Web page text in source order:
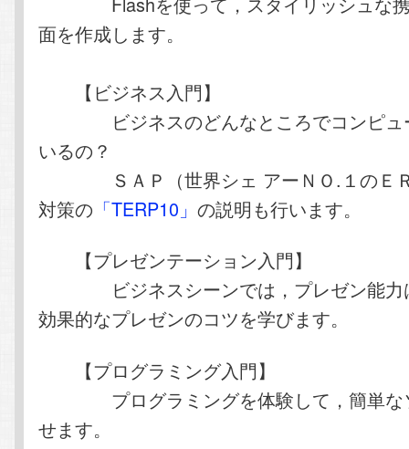
面を作成します。
【ビジネス入門】
ビジネスのどんなところでコンピュ
いるの？
ＳＡＰ（世界シェ アーＮＯ.１のＥＲ
対策の 「TERP10」の説明も行います。
【プレゼンテーション入門】
ビジネスシーンでは，プレゼン能力
効果的なプレゼンのコツを学びます。
【プログラミング入門】
プログラミングを体験して，簡単な
せます。